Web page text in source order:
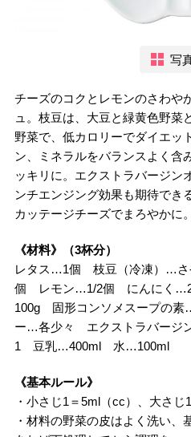
写
チーズのコクとレモンのさわや
ュ。枝豆は、大豆と緑黄色野菜
野菜で、低カロリーでダイエッ
ン、ミネラルをバランスよく含
ッキリに。エクストラバージン
ンチエンジング効果も期待でき
カッテージチーズでまろやかに。
《材料》（3杯分）
レタス…1個 枝豆（冷凍）…
個 レモン…1/2個 にんにく
100g 固形コンソメスープの
ー…各少々 エクストラバージ
1 豆乳…400ml 水…100ml
《基本ルール》
・小さじ1＝5ml（cc）、大さじ
・材料の野菜の皮はよく洗い